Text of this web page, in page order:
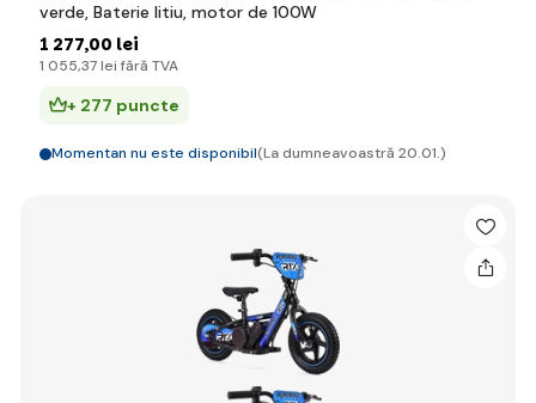
verde, Baterie litiu, motor de 100W
1 277,00 lei
1 055,37 lei fără TVA
+ 277 puncte
Momentan nu este disponibil(La dumneavoastră 20.01.)